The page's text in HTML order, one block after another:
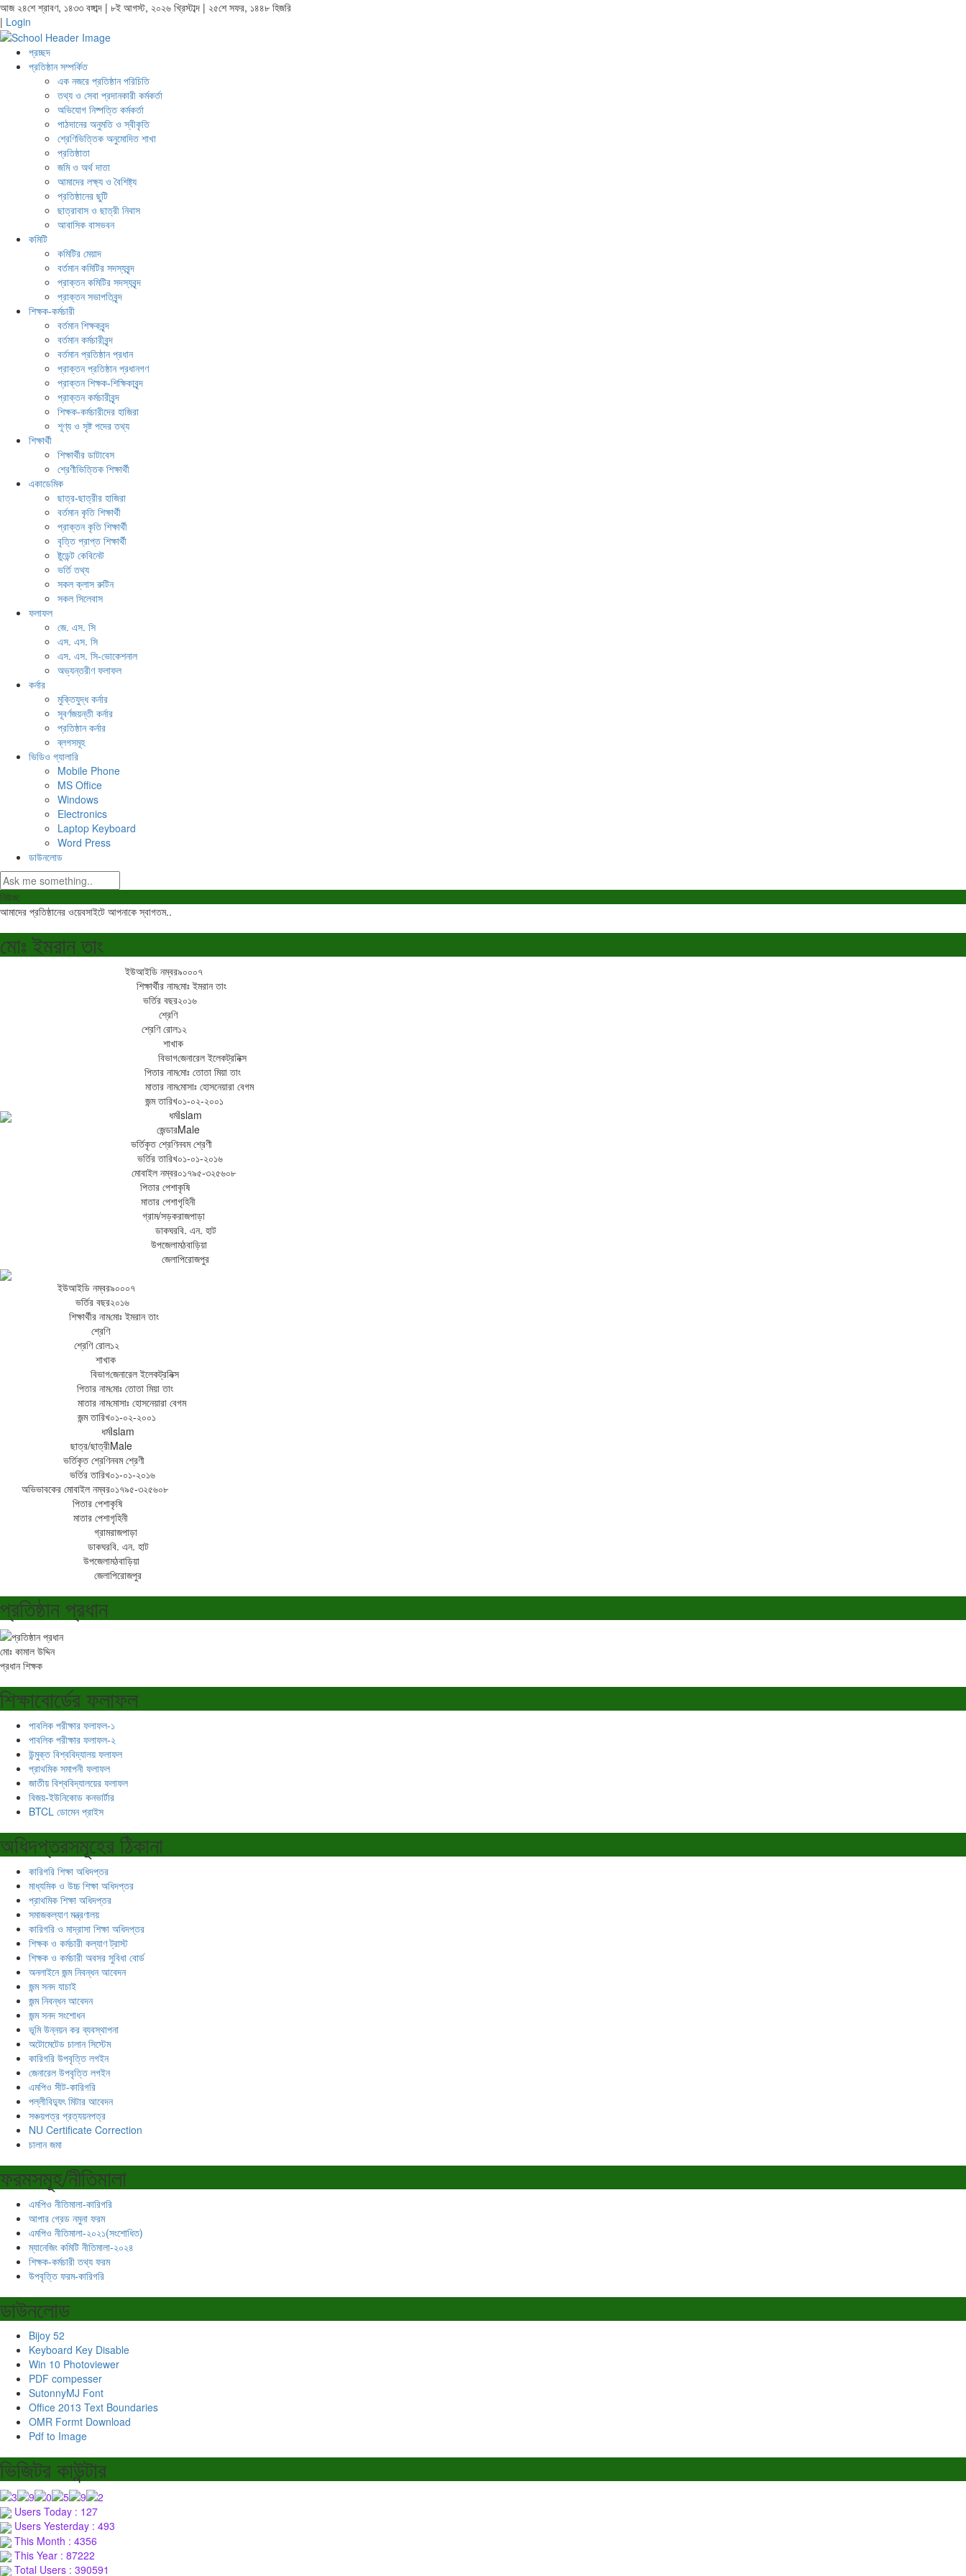
আজ ২৪শে শ্রাবণ, ১৪৩৩ বঙ্গাব্দ | ৮ই আগস্ট, ২০২৬ খ্রিস্টাব্দ | ২৫শে সফর, ১৪৪৮ হিজরি
| Login
প্রচ্ছদ
প্রতিষ্ঠান সম্পর্কিত
এক নজরে প্রতিষ্ঠান পরিচিতি
তথ্য ও সেবা প্রদানকারী কর্মকর্তা
অভিযোগ নিষ্পত্তি কর্মকর্তা
পাঠদানের অনুমতি ও স্বীকৃতি
শ্রেণিভিত্তিক অনুমোদিত শাখা
প্রতিষ্ঠাতা
জমি ও অর্থ দাতা
আমাদের লক্ষ্য ও বৈশিষ্ট্য
প্রতিষ্ঠানের ছুটি
ছাত্রাবাস ও ছাত্রী নিবাস
আবাসিক বাসভবন
কমিটি
কমিটির মেয়াদ
বর্তমান কমিটির সদস্যবৃন্দ
প্রাক্তন কমিটির সদস্যবৃন্দ
প্রাক্তন সভাপতিবৃন্দ
শিক্ষক-কর্মচারী
বর্তমান শিক্ষকবৃন্দ
বর্তমান কর্মচারীবৃন্দ
বর্তমান প্রতিষ্ঠান প্রধান
প্রাক্তন প্রতিষ্ঠান প্রধানগণ
প্রাক্তন শিক্ষক-শিক্ষিকাবৃন্দ
প্রাক্তন কর্মচারীবৃন্দ
শিক্ষক-কর্মচারীদের হাজিরা
শূণ্য ও সৃষ্ট পদের তথ্য
শিক্ষার্থী
শিক্ষার্থীর ডাটাবেস
শ্রেণীভিত্তিক শিক্ষার্থী
একাডেমিক
ছাত্র-ছাত্রীর হাজিরা
বর্তমান কৃতি শিক্ষার্থী
প্রাক্তন কৃতি শিক্ষার্থী
বৃত্তি প্রাপ্ত শিক্ষার্থী
ষ্টুডেন্ট কেবিনেট
ভর্তি তথ্য
সকল ক্লাস রুটিন
সকল সিলেবাস
ফলাফল
জে. এস. সি
এস. এস. সি
এস. এস. সি-ভোকেশনাল
অভ্যন্তরীণ ফলাফল
কর্নার
মুক্তিযুদ্ধ কর্নার
সূবর্ণজয়ন্তী কর্নার
প্রতিষ্ঠান কর্নার
ব্লগসমূহ
ভিডিও গ্যালারি
Mobile Phone
MS Office
Windows
Electronics
Laptop Keyboard
Word Press
ডাউনলোড
নিউজ:
আমাদের প্রতিষ্ঠানের ওয়েবসাইটে আপনাকে স্বাগতম..
মোঃ ইমরান তাং
ইউআইডি নম্বর৯০০০৭
শিক্ষার্থীর নামমোঃ ইমরান তাং
ভর্তির বছর২০১৬
শ্রেণি
শ্রেণি রোল১২
শাখাক
বিভাগজেনারেল ইলেকট্রনিক্স
পিতার নামমোঃ তোতা মিয়া তাং
মাতার নামমোসাঃ হোসনেয়ারা বেগম
জন্ম তারিখ০১-০২-২০০১
ধর্মIslam
জেন্ডারMale
ভর্তিকৃত শ্রেণিনবম শ্রেণী
ভর্তির তারিখ০১-০১-২০১৬
মোবাইল নম্বর০১৭৯৫-৩২৫৬০৮
পিতার পেশাকৃষি
মাতার পেশাগৃহিনী
গ্রাম/সড়করাজপাড়া
ডাকঘরবি. এন. হাট
উপজেলামঠবাড়িয়া
জেলাপিরোজপুর
ইউআইডি নম্বর৯০০০৭
ভর্তির বছর২০১৬
শিক্ষার্থীর নামমোঃ ইমরান তাং
শ্রেণি
শ্রেণি রোল১২
শাখাক
বিভাগজেনারেল ইলেকট্রনিক্স
পিতার নামমোঃ তোতা মিয়া তাং
মাতার নামমোসাঃ হোসনেয়ারা বেগম
জন্ম তারিখ০১-০২-২০০১
ধর্মIslam
ছাত্র/ছাত্রীMale
ভর্তিকৃত শ্রেণিনবম শ্রেণী
ভর্তির তারিখ০১-০১-২০১৬
অভিভাবকের মোবাইল নম্বর০১৭৯৫-৩২৫৬০৮
পিতার পেশাকৃষি
মাতার পেশাগৃহিনী
গ্রামরাজপাড়া
ডাকঘরবি. এন. হাট
উপজেলামঠবাড়িয়া
জেলাপিরোজপুর
প্রতিষ্ঠান প্রধান
মোঃ কামাল উদ্দিন
প্রধান শিক্ষক
শিক্ষাবোর্ডের ফলাফল
পাবলিক পরীক্ষার ফলাফল-১
পাবলিক পরীক্ষার ফলাফল-২
উন্মুক্ত বিশ্ববিদ্যালয় ফলাফল
প্রাথমিক সমাপনী ফলাফল
জাতীয় বিশ্ববিদ্যালয়ের ফলাফল
বিজয়-ইউনিকোড কনভার্টার
BTCL ডোমেন প্রাইস
অধিদপ্তরসমূহের ঠিকানা
কারিগরি শিক্ষা অধিদপ্তর
মাধ্যমিক ও উচ্চ শিক্ষা অধিদপ্তর
প্রাথমিক শিক্ষা অধিদপ্তর
সমাজকল্যাণ মন্ত্রণালয়
কারিগরি ও মাদ্রাসা শিক্ষা অধিদপ্তর
শিক্ষক ও কর্মচারী কল্যাণ ট্রাস্ট
শিক্ষক ও কর্মচারী অবসর সুবিধা বোর্ড
অনলাইনে জন্ম নিবন্ধন আবেদন
জন্ম সনদ যাচাই
জন্ম নিবন্ধন আবেদন
জন্ম সনদ সংশোধন
ভূমি উন্নয়ন কর ব্যবস্থাপনা
অটোমেটেড চালান সিস্টেম
কারিগরি উপবৃত্তি লগইন
জেনারেল উপবৃত্তি লগইন
এমপিও সীট-কারিগরি
পল্লীবিদ্যুৎ মিটার আবেদন
সঞ্চয়পত্র প্রত্যয়নপত্র
NU Certificate Correction
চালান জমা
ফরমসমূহ/নীতিমালা
এমপিও নীতিমালা-কারিগরি
আপার গ্রেড নমুনা ফরম
এমপিও নীতিমালা-২০২১(সংশোধিত)
ম্যানেজিং কমিটি নীতিমালা-২০২৪
শিক্ষক-কর্মচারী তথ্য ফরম
উপবৃত্তি ফরম-কারিগরি
ডাউনলোড
Bijoy 52
Keyboard Key Disable
Win 10 Photoviewer
PDF compesser
SutonnyMJ Font
Office 2013 Text Boundaries
OMR Formt Download
Pdf to Image
ভিজিটর কাউন্টার
Users Today : 127
Users Yesterday : 493
This Month : 4356
This Year : 87222
Total Users : 390591